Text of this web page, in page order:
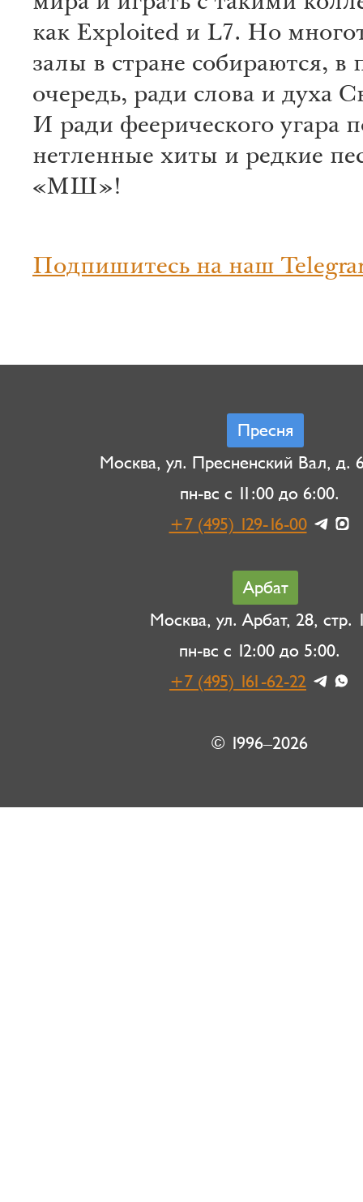
как Exploited и L7. Но
залы в стране собираются, в
очередь, ради слова и духа
И ради феерического угара
нетленные хиты и редкие
«МШ»!
Подпишитесь на наш
Пресня
Москва, ул. Пресненский Вал, д.
пн-вс с 11:00 до 6:00.
+7 (495) 129-16-00
Арбат
Москва, ул. Арбат, 28, стр.
пн-вс с 12:00 до 5:00.
+7 (495) 161-62-22
© 1996–2026